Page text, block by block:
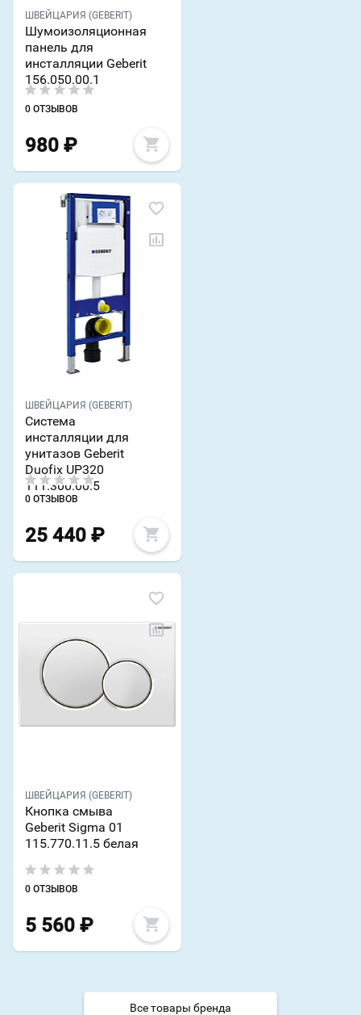
ШВЕЙЦАРИЯ (GEBERIT)
Шумоизоляционная
панель для
инсталляции Geberit
156.050.00.1
0 ОТЗЫВОВ
980 ₽
ШВЕЙЦАРИЯ (GEBERIT)
Система
инсталляции для
унитазов Geberit
Duofix UP320
111.300.00.5
0 ОТЗЫВОВ
25 440 ₽
ШВЕЙЦАРИЯ (GEBERIT)
Кнопка смыва
Geberit Sigma 01
115.770.11.5 белая
0 ОТЗЫВОВ
5 560 ₽
Все товары бренда